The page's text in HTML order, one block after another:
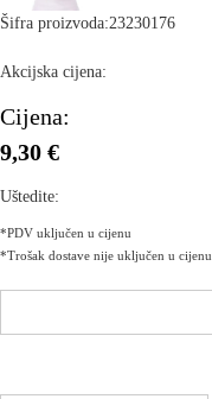
Šifra proizvoda:23230176
Akcijska cijena:
Cijena:
9,30 €
Uštedite:
*PDV uključen u cijenu
*Trošak dostave nije uključen u cijenu